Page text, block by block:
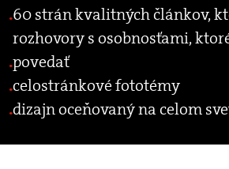
60 strán kvalitných článkov,
rozhovory s osobnosťami,
povedať
celostránkové fototémy
dizajn oceňovaný na celom